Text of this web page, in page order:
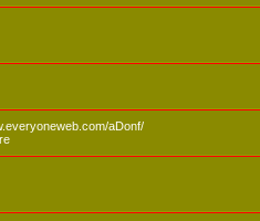
aDonf/